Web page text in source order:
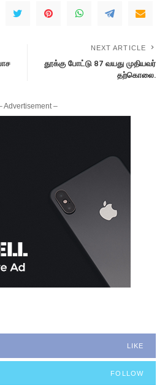
NEXT ARTICLE
தூக்கு போட்டு 87 வயது முதியவர்
தற்கொலை.
Advertisement –
LIKE
FOLLOW